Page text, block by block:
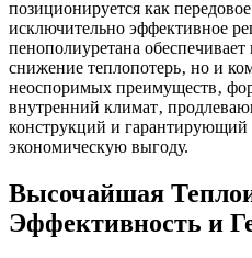
позиционируется как
исключительно эффективное
пенополиуретана обеспечивает
снижение теплопотерь‚ но и
неоспоримых преимуществ‚
внутренний климат‚
конструкций и гарантирующий
экономическую выгоду.
Высочайшая
Эффективность и